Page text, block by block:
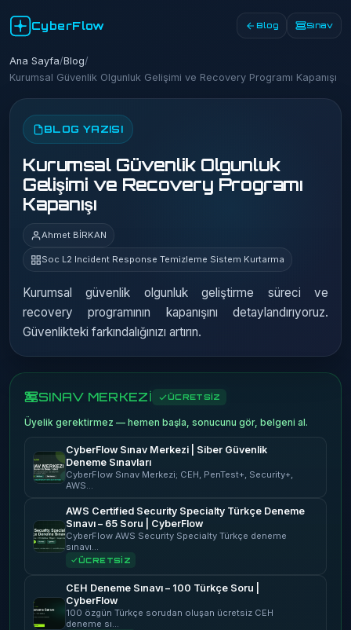
CyberFlow Blog Sınav
Ana Sayfa/Blog/
Kurumsal Güvenlik Olgunluk Gelişimi ve Recovery Programı Kapanışı
BLOG YAZISI
Kurumsal Güvenlik Olgunluk
Gelişimi ve Recovery Programı
Kapanışı
Ahmet BİRKAN
Soc L2 Incident Response Temizleme Sistem Kurtarma
Kurumsal güvenlik olgunluk geliştirme süreci ve
recovery programının kapanışını detaylandırıyoruz.
Güvenlikteki farkındalığınızı artırın.
SINAV MERKEZİ ÜCRETSİZ
Üyelik gerektirmez — hemen başla, sonucunu gör, belgeni al.
CyberFlow Sınav Merkezi | Siber Güvenlik
Deneme Sınavları
CyberFlow Sınav Merkezi; CEH, PenTest+, Security+,
AWS…
AWS Certified Security Specialty Türkçe Deneme
Sınavı – 65 Soru | CyberFlow
CyberFlow AWS Security Specialty Türkçe deneme
sınavı…
ÜCRETSİZ
CEH Deneme Sınavı – 100 Türkçe Soru |
CyberFlow
100 özgün Türkçe sorudan oluşan ücretsiz CEH
deneme sı…